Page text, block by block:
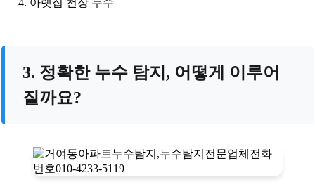
아랫집 천장 누수
3. 정확한 누수 탐지, 어떻게 이루어
질까요?